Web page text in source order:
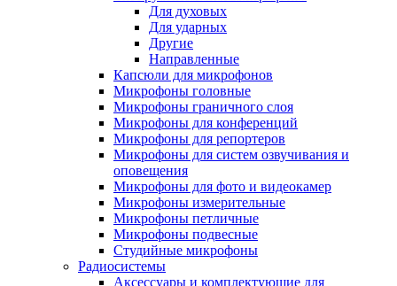
Для духовых
Для ударных
Другие
Направленные
Капсюли для микрофонов
Микрофоны головные
Микрофоны граничного слоя
Микрофоны для конференций
Микрофоны для репортеров
Микрофоны для систем озвучивания и
оповещения
Микрофоны для фото и видеокамер
Микрофоны измерительные
Микрофоны петличные
Микрофоны подвесные
Студийные микрофоны
Радиосистемы
Аксессуары и комплектующие для